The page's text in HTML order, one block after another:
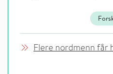
Flere nordmenn får